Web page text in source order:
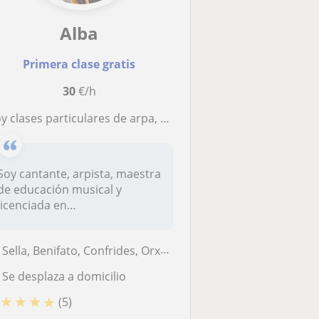
Alba
Primera clase gratis
30€/h
clases particulares de arpa, canto y lenguaje musical
cantante, arpista, maestra
educación musical y
en
Sella, Benifato, Confrides, Orxeta
Se desplaza a domicilio
★ ★ ★ ★ (5)